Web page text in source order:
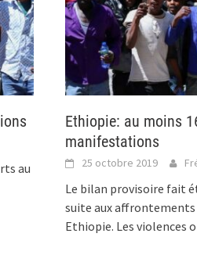
au
Ethiopie: au moins
manifestations
25 octobre 2019
Le bilan provisoire fait
suite aux
Ethiopie. Les violences